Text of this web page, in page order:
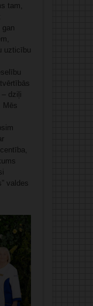
tam,
uzticību
dziļi
Mēs
valdes